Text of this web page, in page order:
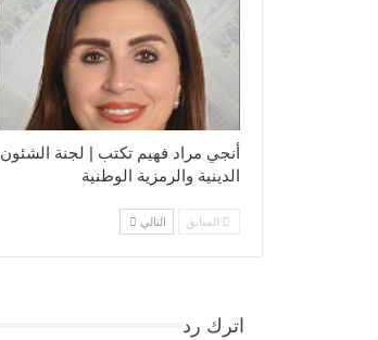
أنجي مراد فهيم تكتب | لجنة الشئون
الدينية والرمزية الوطنية
السابق التالي
اترك رد